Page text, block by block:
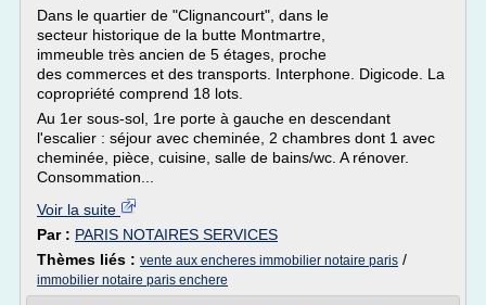
Dans le quartier de "Clignancourt", dans le
secteur historique de la butte Montmartre,
immeuble très ancien de 5 étages, proche
des commerces et des transports. Interphone. Digicode. La
copropriété comprend 18 lots.
Au 1er sous-sol, 1re porte à gauche en descendant
l'escalier : séjour avec cheminée, 2 chambres dont 1 avec
cheminée, pièce, cuisine, salle de bains/wc. A rénover.
Consommation...
Voir la suite
Par : PARIS NOTAIRES SERVICES
Thèmes liés : vente aux encheres immobilier notaire paris /
immobilier notaire paris enchere